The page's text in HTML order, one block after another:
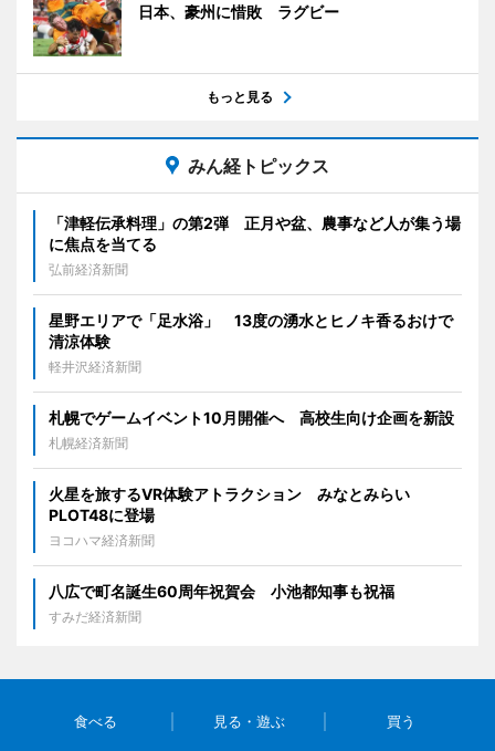
日本、豪州に惜敗 ラグビー
もっと見る
みん経トピックス
「津軽伝承料理」の第2弾 正月や盆、農事など人が集う場
に焦点を当てる
弘前経済新聞
星野エリアで「足水浴」 13度の湧水とヒノキ香るおけで
清涼体験
軽井沢経済新聞
札幌でゲームイベント10月開催へ 高校生向け企画を新設
札幌経済新聞
火星を旅するVR体験アトラクション みなとみらい
PLOT48に登場
ヨコハマ経済新聞
八広で町名誕生60周年祝賀会 小池都知事も祝福
すみだ経済新聞
食べる 見る・遊ぶ 買う